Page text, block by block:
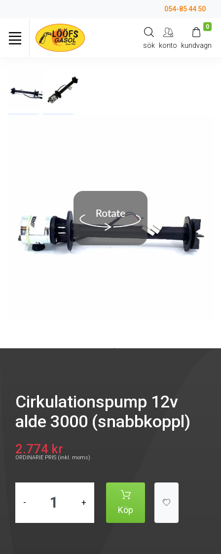
054-85 44 50
sök konto
0
kundvagn
Cirkulationspump 12v
alde 3000 (snabbkoppl)
2.774 kr
ORDINARIE PRIS (inkl. moms)
- +
Köp